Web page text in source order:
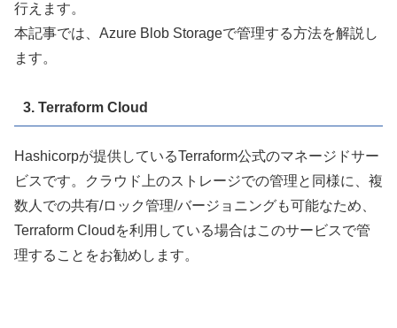
行えます。
本記事では、Azure Blob Storageで管理する方法を解説し
ます。
3. Terraform Cloud
Hashicorpが提供しているTerraform公式のマネージドサー
ビスです。クラウド上のストレージでの管理と同様に、複
数人での共有/ロック管理/バージョニングも可能なため、
Terraform Cloudを利用している場合はこのサービスで管
理することをお勧めします。